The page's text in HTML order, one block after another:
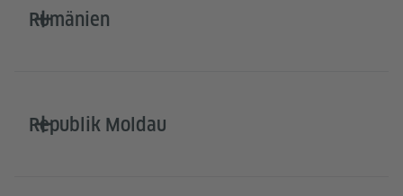
Rumänien
Republik Moldau